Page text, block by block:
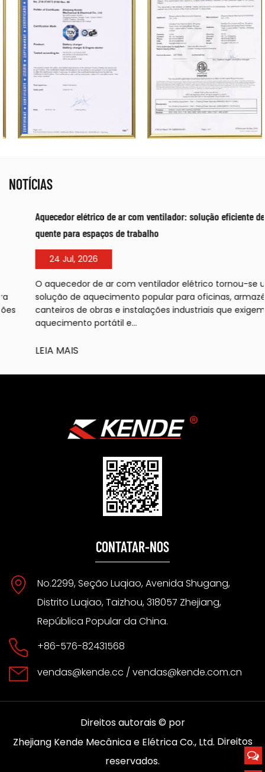
NOTÍCIAS
Aquecedor elétrico de ar com ventilador: solução eficiente de ar
quente para espaços de trabalho
24 Jul, 2026
O aquecedor de ar com ventilador elétrico tornou-se uma
solução de aquecimento popular para oficinas, armazéns,
canteiros de obras e instalações industriais que exigem
aquecimento portátil e...
LEIA MAIS
CONTATAR-NOS
No.2299, Seção Luqiao, Avenida Shugang,
Distrito Luqiao, Taizhou, 318057 Zhejiang,
República Popular da China.
+86-576-82431568
vendas@kende.cc / vendas@kende.com.cn
Direitos autorais © por
Zhejiang Kende Mecânica e Elétrica Co., Ltd. Direitos
reservados.